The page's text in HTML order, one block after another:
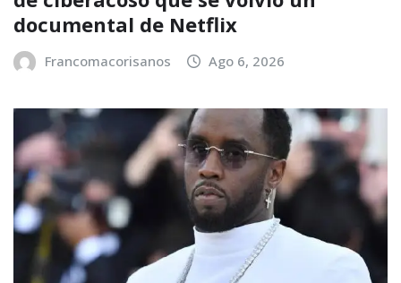
documental de Netflix
Francomacorisanos Ago 6, 2026